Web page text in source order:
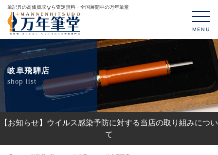
筆記具の高価買取なら査定無料・全国展開中の万年筆堂
MENU
岐阜飛騨店
shop list
【お知らせ】ウイルス感染予防に対する当店の取り組みについ
て